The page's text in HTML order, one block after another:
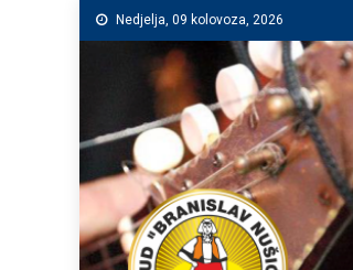
Preskočite
na
Nedjelja, 09 kolovoza, 2026